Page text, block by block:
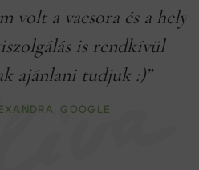
volt a vacsora és a hely
is rendkívül
ajánlani tudjuk :)”
GOOGLE